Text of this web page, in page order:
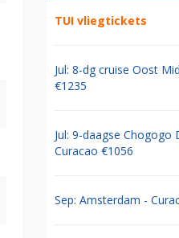
TUI vliegtickets
Jul: 8-dg cruise Oost
€1235
Jul: 9-daagse Chogogo
Curacao €1056
Sep: Amsterdam -